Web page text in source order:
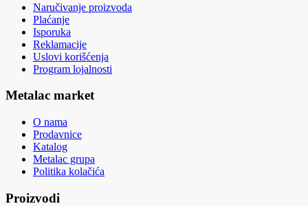
Naručivanje proizvoda
Plaćanje
Isporuka
Reklamacije
Uslovi korišćenja
Program lojalnosti
Metalac market
O nama
Prodavnice
Katalog
Metalac grupa
Politika kolačića
Proizvodi